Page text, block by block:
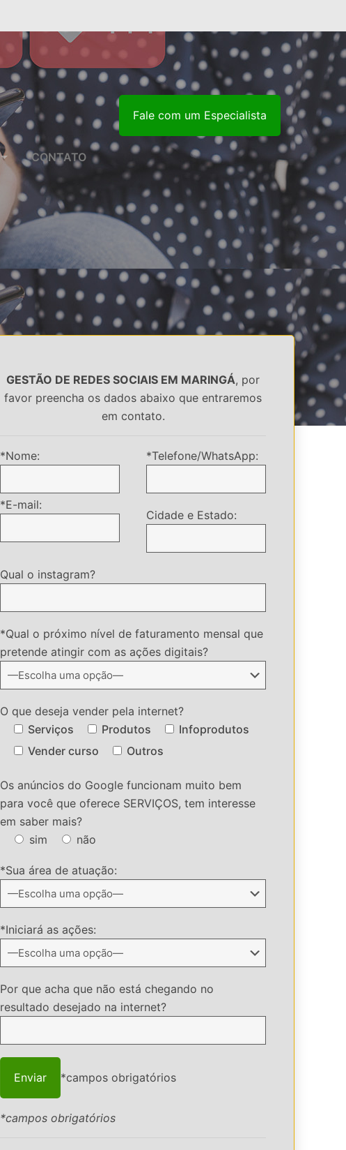
CONTATO
Fale com um Especialista
GESTÃO DE REDES SOCIAIS EM MARINGÁ, por
favor preencha os dados abaixo que entraremos
em contato.
*Nome:
*E-mail:
*Telefone/WhatsApp:
Cidade e Estado:
Qual o instagram?
*Qual o próximo nível de faturamento mensal que
pretende atingir com as ações digitais?
O que deseja vender pela internet?
Serviços
Produtos
Infoprodutos
Vender curso
Outros
Os anúncios do Google funcionam muito bem
para você que oferece SERVIÇOS, tem interesse
em saber mais?
sim
não
*Sua área de atuação:
*Iniciará as ações:
Por que acha que não está chegando no
resultado desejado na internet?
*campos obrigatórios
*campos obrigatórios